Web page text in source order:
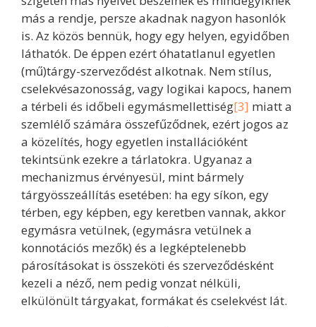
más a rendje, persze akadnak nagyon hasonlók
is. Az közös bennük, hogy egy helyen, egyidőben
láthatók. De éppen ezért óhatatlanul egyetlen
(mű)tárgy-szerveződést alkotnak. Nem stílus,
cselekvésazonosság, vagy logikai kapocs, hanem
a térbeli és időbeli egymásmellettiség[3] miatt a
szemlélő számára összefűződnek, ezért jogos az
a közelítés, hogy egyetlen installációként
tekintsünk ezekre a tárlatokra. Ugyanaz a
mechanizmus érvényesül, mint bármely
tárgyösszeállítás esetében: ha egy síkon, egy
térben, egy képben, egy keretben vannak, akkor
egymásra vetülnek, (egymásra vetülnek a
konnotációs mezők) és a legképtelenebb
párosításokat is összeköti és szerveződésként
kezeli a néző, nem pedig vonzat nélküli,
elkülönült tárgyakat, formákat és cselekvést lát.